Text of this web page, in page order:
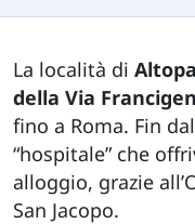
La località di
della Via
fino a Roma. Fin
“hospitale” che
alloggio, grazie
San Jacopo.